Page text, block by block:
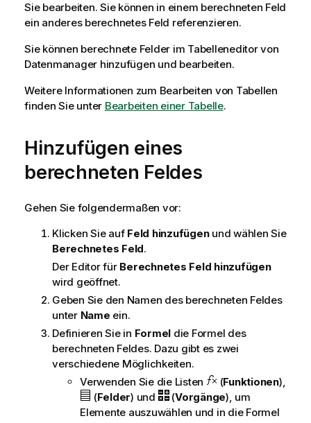
Sie bearbeiten. Sie können in einem berechneten Feld
ein anderes berechnetes Feld referenzieren.
Sie können berechnete Felder im Tabelleneditor von
Datenmanager hinzufügen und bearbeiten.
Weitere Informationen zum Bearbeiten von Tabellen
finden Sie unter Bearbeiten einer Tabelle.
Hinzufügen eines
berechneten Feldes
Gehen Sie folgendermaßen vor:
Klicken Sie auf Feld hinzufügenund wählen Sie
Berechnetes Feld.
Der Editor für Berechnetes Feld hinzufügen
wird geöffnet.
Geben Sie den Namen des berechneten Feldes
unter Name ein.
Definieren Sie in Formel die Formel des
berechneten Feldes. Dazu gibt es zwei
verschiedene Möglichkeiten.
Verwenden Sie die Listen
(Funktionen),
(Felder) und (Vorgänge), um
Elemente auszuwählen und in die Formel